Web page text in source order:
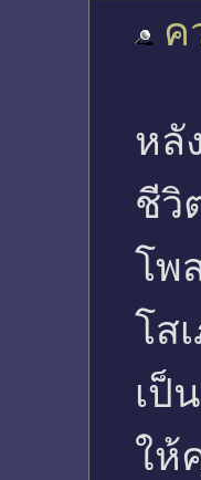
ค
หลั
ชีวิ
โพ
โส
เป็
ให้